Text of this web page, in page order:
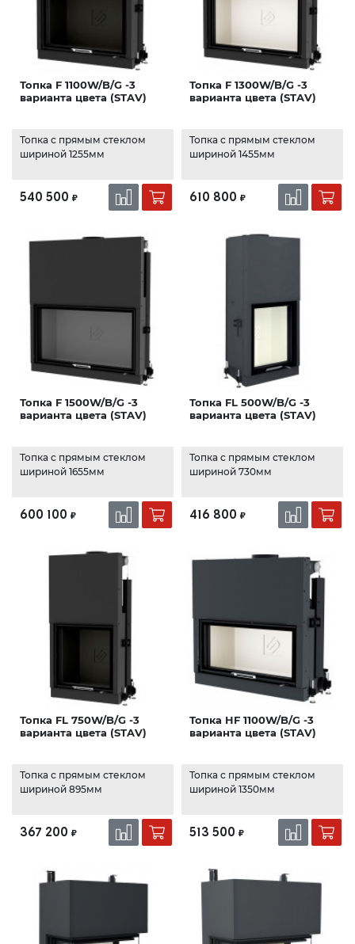
Топка F 1100W/B/G -3
варианта цвета (STAV)
Топка с прямым стеклом
шириной 1255мм
540 500 ₽
Топка F 1300W/B/G -3
варианта цвета (STAV)
Топка с прямым стеклом
шириной 1455мм
610 800 ₽
Топка F 1500W/B/G -3
варианта цвета (STAV)
Топка с прямым стеклом
шириной 1655мм
600 100 ₽
Топка FL 500W/B/G -3
варианта цвета (STAV)
Топка с прямым стеклом
шириной 730мм
416 800 ₽
Топка FL 750W/B/G -3
варианта цвета (STAV)
Топка с прямым стеклом
шириной 895мм
367 200 ₽
Топка HF 1100W/B/G -3
варианта цвета (STAV)
Топка с прямым стеклом
шириной 1350мм
513 500 ₽